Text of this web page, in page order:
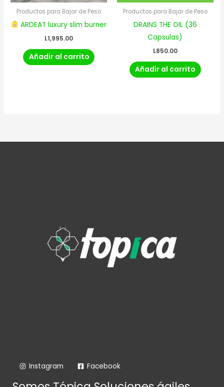
Productos para Bajar de Peso
ARDEAT luxury slim burner
L1,995.00
Añadir al carrito
Productos para Bajar de Peso
DRAINS THE OIL (36
Capsulas​)
L850.00
Añadir al carrito
Instagram Facebook